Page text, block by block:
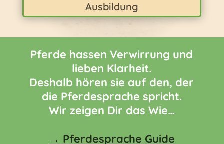
Ausbildung
Pferde hassen Verwirrung und
lieben Klarheit.
Deshalb hören sie auf den, der
die Pferdesprache spricht.
Wir zeigen Dir das Wie…
→ Pferdesprache Guide